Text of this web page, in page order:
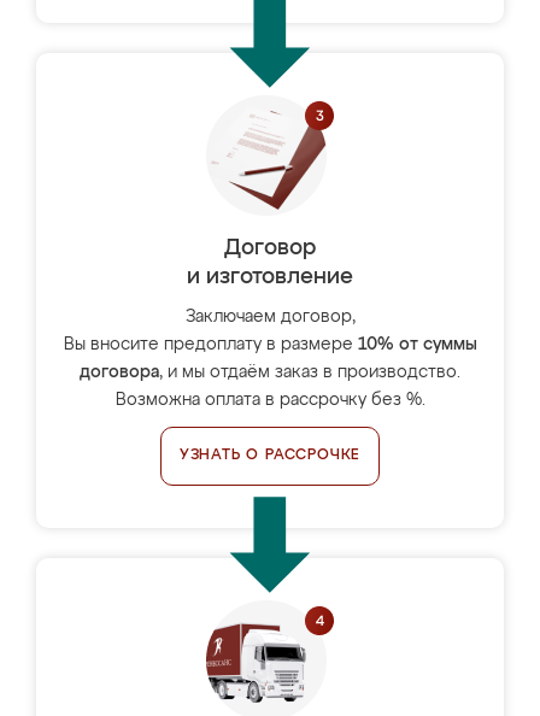
Договор
и изготовление
Заключаем договор,
Вы вносите предоплату в размере 10% от суммы
договора, и мы отдаём заказ в производство.
Возможна оплата в рассрочку без %.
УЗНАТЬ О РАССРОЧКЕ